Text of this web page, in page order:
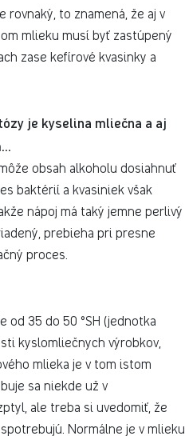
rovnaký, to znamená, že aj v
mlieku musí byť zastúpený
zase kefírové kvasinky a
je kyselina mliečna a aj
obsah alkoholu dosiahnuť
baktérií a kvasiniek však
nápoj má taký jemne perlivý
prebieha pri presne
proces.
od 35 do 50 °SH (jednotka
kyslomliečnych výrobkov,
mlieka je v tom istom
sa niekde už v
ale treba si uvedomiť, že
Normálne je v mlieku